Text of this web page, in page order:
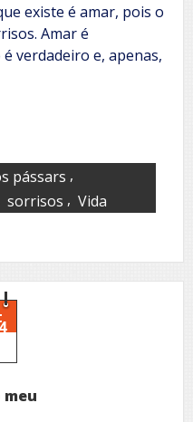
existe é amar, pois o
Amar é
verdadeiro e, apenas,
pássars ,
sorrisos , Vida
meu